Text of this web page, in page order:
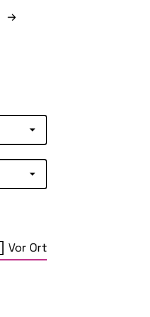
Vor Ort